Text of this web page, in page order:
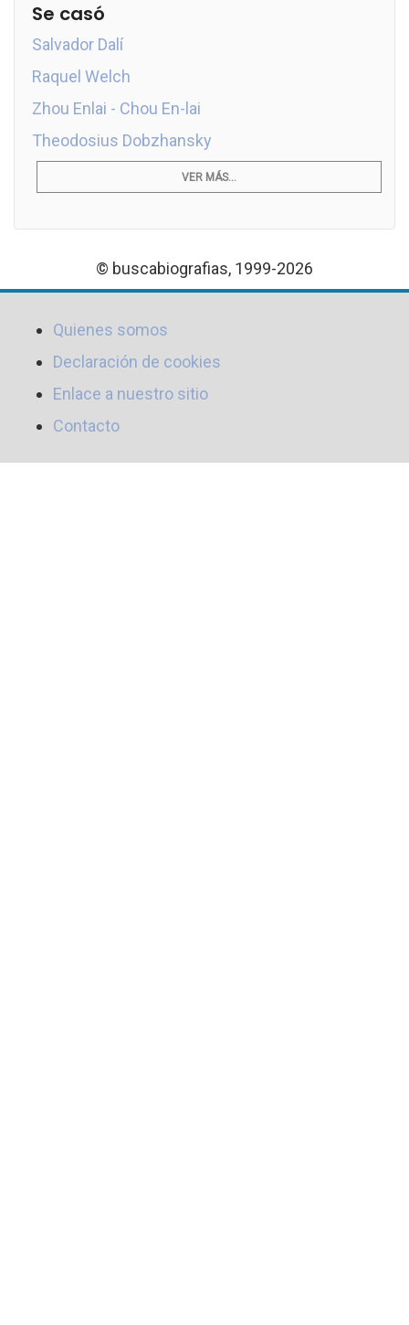
Se casó
Salvador Dalí
Raquel Welch
Zhou Enlai - Chou En-lai
Theodosius Dobzhansky
VER MÁS...
© buscabiografias, 1999-2026
Quienes somos
Declaración de cookies
Enlace a nuestro sitio
Contacto